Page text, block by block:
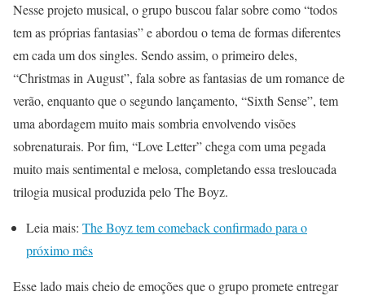
Nesse projeto musical, o grupo buscou falar sobre como “todos
tem as próprias fantasias” e abordou o tema de formas diferentes
em cada um dos singles. Sendo assim, o primeiro deles,
“Christmas in August”, fala sobre as fantasias de um romance de
verão, enquanto que o segundo lançamento, “Sixth Sense”, tem
uma abordagem muito mais sombria envolvendo visões
sobrenaturais. Por fim, “Love Letter” chega com uma pegada
muito mais sentimental e melosa, completando essa tresloucada
trilogia musical produzida pelo The Boyz.
Leia mais: The Boyz tem comeback confirmado para o
próximo mês
Esse lado mais cheio de emoções que o grupo promete entregar